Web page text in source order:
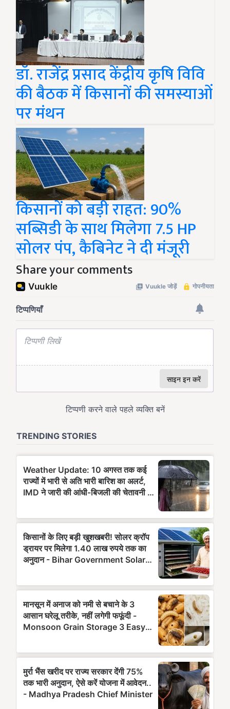
डॉ. राजेंद्र प्रसाद केंद्रीय कृषि विवि
की बैठक में किसानों की समस्याओं
पर मंथन
किसानों को बड़ी राहत: 90%
सब्सिडी के साथ मिलेगा 7.5 HP
सोलर पंप, कैबिनेट ने दी मंजूरी
Share your comments